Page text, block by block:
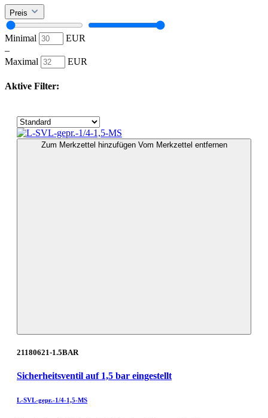
Preis
Minimal
EUR
–
Maximal
EUR
Aktive Filter:
Zum Merkzettel hinzufügen Vom Merkzettel entfernen
21180621-1.5BAR
Sicherheitsventil auf 1,5 bar eingestellt
L-SVL-gepr.-1/4-1,5-MS